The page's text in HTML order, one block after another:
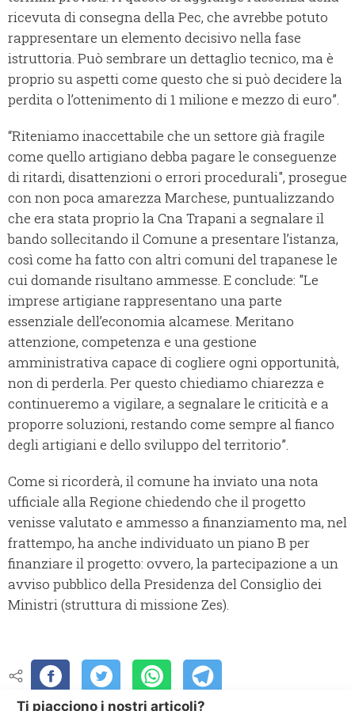
ricevuta di consegna della Pec, che avrebbe potuto
rappresentare un elemento decisivo nella fase
istruttoria. Può sembrare un dettaglio tecnico, ma è
proprio su aspetti come questo che si può decidere la
perdita o l’ottenimento di 1 milione e mezzo di euro”.
“Riteniamo inaccettabile che un settore già fragile
come quello artigiano debba pagare le conseguenze
di ritardi, disattenzioni o errori procedurali", prosegue
con non poca amarezza Marchese, puntualizzando
che era stata proprio la Cna Trapani a segnalare il
bando sollecitando il Comune a presentare l’istanza,
così come ha fatto con altri comuni del trapanese le
cui domande risultano ammesse. E conclude: "Le
imprese artigiane rappresentano una parte
essenziale dell’economia alcamese. Meritano
attenzione, competenza e una gestione
amministrativa capace di cogliere ogni opportunità,
non di perderla. Per questo chiediamo chiarezza e
continueremo a vigilare, a segnalare le criticità e a
proporre soluzioni, restando come sempre al fianco
degli artigiani e dello sviluppo del territorio”.
Come si ricorderà, il comune ha inviato una nota
ufficiale alla Regione chiedendo che il progetto
venisse valutato e ammesso a finanziamento ma, nel
frattempo, ha anche individuato un piano B per
finanziare il progetto: ovvero, la partecipazione a un
avviso pubblico della Presidenza del Consiglio dei
Ministri (struttura di missione Zes).
Ti piacciono i nostri articoli?